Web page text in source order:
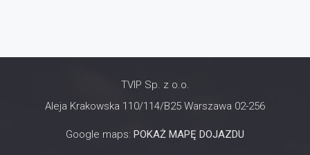
TVIP Sp. z o.o.
Aleja Krakowska 110/114/B25 Warszawa 02-256
Google maps: POKAŻ MAPĘ DOJAZDU